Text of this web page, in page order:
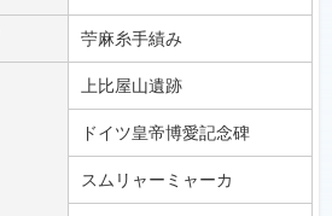
苧麻糸手績み
上比屋山遺跡
ドイツ皇帝博愛記念碑
スムリャーミャーカ